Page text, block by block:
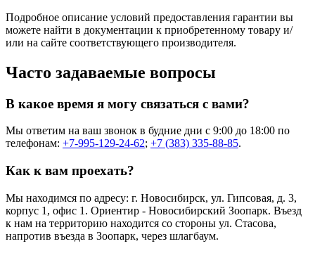
Подробное описание условий предоставления гарантии вы
можете найти в документации к приобретенному товару и/
или на сайте соответствующего производителя.
Часто задаваемые вопросы
В какое время я могу связаться с вами?
Мы ответим на ваш звонок в будние дни с 9:00 до 18:00 по
телефонам: +7-995-129-24-62; +7 (383) 335-88-85.
Как к вам проехать?
Мы находимся по адресу: г. Новосибирск, ул. Гипсовая, д. 3,
корпус 1, офис 1. Ориентир - Новосибирский Зоопарк. Въезд
к нам на территорию находится со стороны ул. Стасова,
напротив въезда в Зоопарк, через шлагбаум.